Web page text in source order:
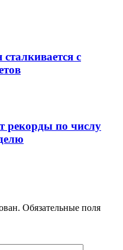
с
рекорды по числу
Обязательные поля